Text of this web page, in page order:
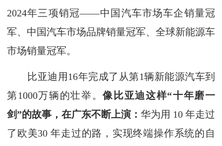
2024年三项销冠——中国汽车市场车企销量冠
军、中国汽车市场品牌销量冠军、全球新能源车
市场销量冠军。
比亚迪用16年完成了从第1辆新能源汽车到
第1000万辆的壮举。像比亚迪这样“十年磨一
剑”的故事，在广东不断上演： 华为用 10 年走过
了欧美30 年走过的路，实现终端操作系统的自